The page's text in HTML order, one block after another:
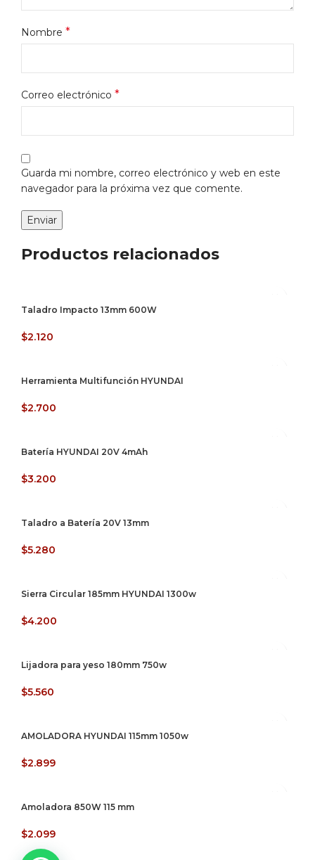
Nombre *
Correo electrónico *
Guarda mi nombre, correo electrónico y web en este
navegador para la próxima vez que comente.
Productos relacionados
Taladro Impacto 13mm 600W
$2.120
Herramienta Multifunción HYUNDAI
$2.700
Batería HYUNDAI 20V 4mAh
$3.200
Taladro a Batería 20V 13mm
$5.280
Sierra Circular 185mm HYUNDAI 1300w
$4.200
Lijadora para yeso 180mm 750w
$5.560
AMOLADORA HYUNDAI 115mm 1050w
$2.899
Amoladora 850W 115 mm
$2.099